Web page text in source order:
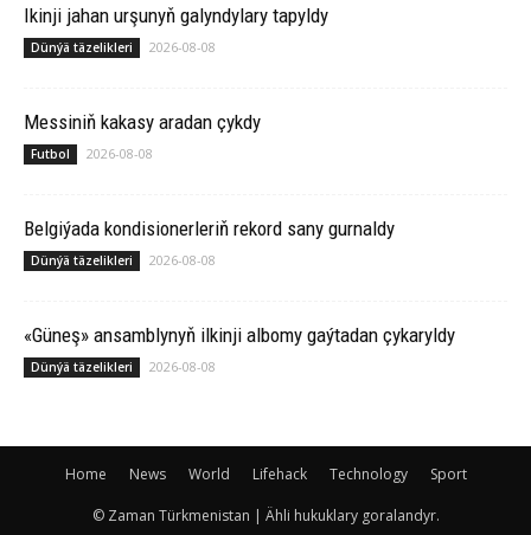
Ikinji jahan urşunyň galyndylary tapyldy
Dünýä täzelikleri 2026-08-08
Messiniň kakasy aradan çykdy
Futbol 2026-08-08
Belgiýada kondisionerleriň rekord sany gurnaldy
Dünýä täzelikleri 2026-08-08
«Güneş» ansamblynyň ilkinji albomy gaýtadan çykaryldy
Dünýä täzelikleri 2026-08-08
Home News World Lifehack Technology Sport
© Zaman Türkmenistan | Ähli hukuklary goralandyr.